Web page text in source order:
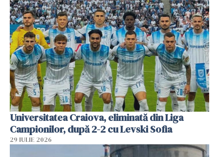
Universitatea Craiova, eliminată din Liga
Campionilor, după 2-2 cu Levski Sofia
29 IULIE 2026